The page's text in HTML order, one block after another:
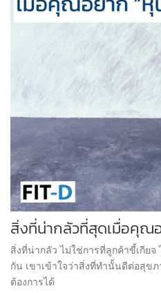
สิ่งที่น่ากลัวที่สุดเมื่อคุ
สิ่งที่น่ากลัว ไม่ใช่การที่ลูกค้าขี้เกียจ
กัน เขาเข้าใจว่าสิ่งที่ทำนั้นดีต่อสุข
ต้องการได้